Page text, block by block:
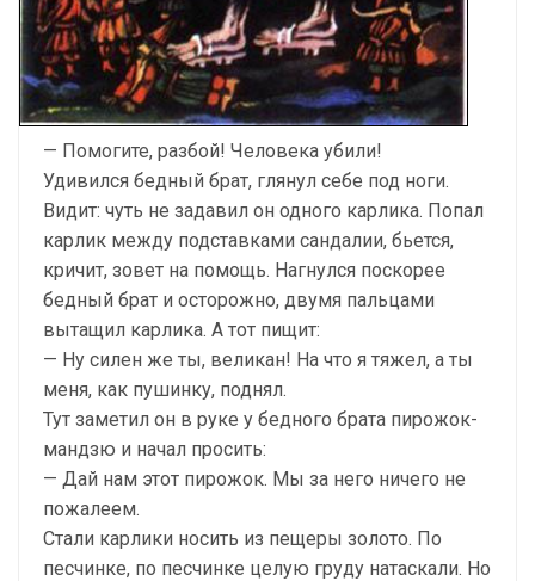
— Помогите, разбой! Человека убили!
Удивился бедный брат, глянул себе под ноги.
Видит: чуть не задавил он одного карлика. Попал
карлик между подставками сандалии, бьется,
кричит, зовет на помощь. Нагнулся поскорее
бедный брат и осторожно, двумя пальцами
вытащил карлика. А тот пищит:
— Ну силен же ты, великан! На что я тяжел, а ты
меня, как пушинку, поднял.
Тут заметил он в руке у бедного брата пирожок-
мандзю и начал просить:
— Дай нам этот пирожок. Мы за него ничего не
пожалеем.
Стали карлики носить из пещеры золото. По
песчинке, по песчинке целую груду натаскали. Но